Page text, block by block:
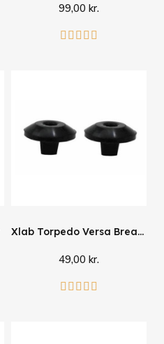
99,00 kr.
    
Xlab Torpedo Versa Breather Valve
49,00 kr.
    